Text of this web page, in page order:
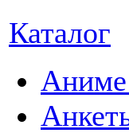
Каталог